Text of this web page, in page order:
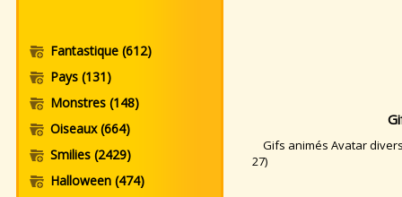
Fantastique (612)
Pays (131)
Monstres (148)
Oiseaux(664)
Smilies (2429)
Halloween (474)
Gifs animés Avatar
27)